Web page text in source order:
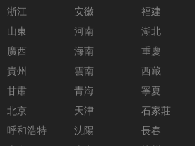
浙江
安徽 福建
山東
河南 湖北
廣西
海南 重慶
貴州
雲南 西藏
甘肅
青海 寧夏
北京
天津 石家莊
呼和浩特
沈陽 長春